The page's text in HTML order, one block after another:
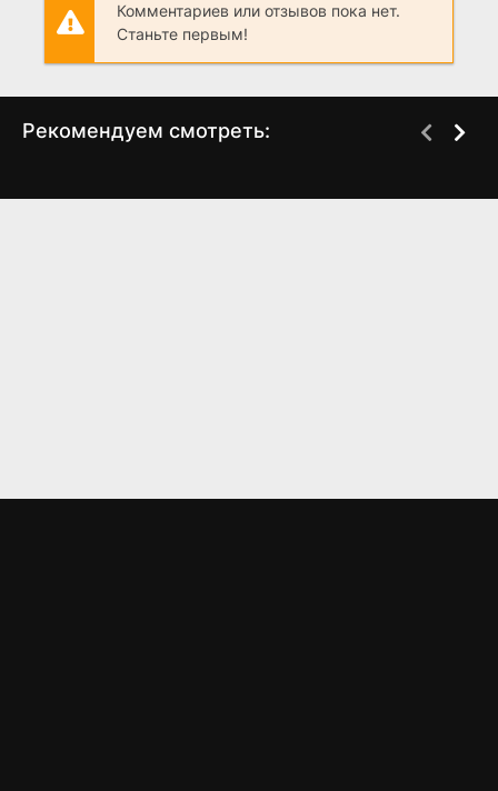
Комментариев или отзывов пока нет.
Станьте первым!
Рекомендуем смотреть: